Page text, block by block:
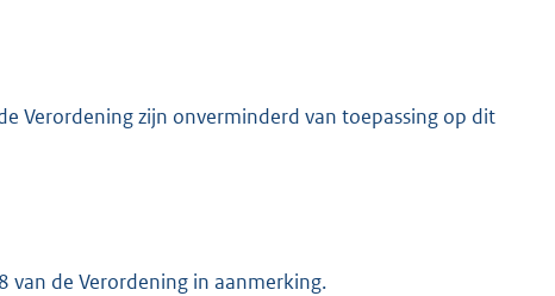
Verordening zijn onverminderd van toepassing op dit
van de Verordening in aanmerking.